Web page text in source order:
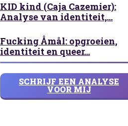
KID kind (Caja Cazemier):
Analyse van identiteit,...
Fucking Åmål: opgroeien,
identiteit en queer...
SCHRIJF EEN ANALYSE
VOOR MIJ